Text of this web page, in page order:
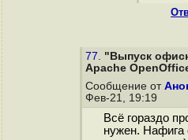
77. "Выпуск
Apache
Сообщение от
Фев-21, 19:19
Всё гораздо
нужен. Нафига